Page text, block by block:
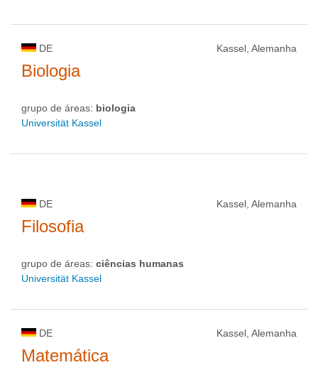
DE Kassel, Alemanha
Biologia
grupo de áreas: biologia
Universität Kassel
DE Kassel, Alemanha
Filosofia
grupo de áreas: ciências humanas
Universität Kassel
DE Kassel, Alemanha
Matemática